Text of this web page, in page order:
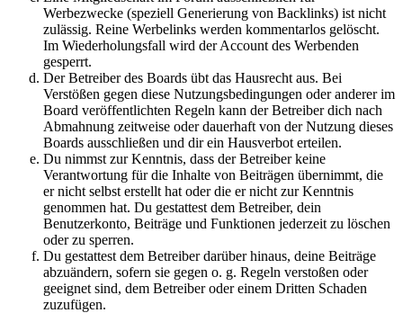
Werbezwecke (speziell Generierung von Backlinks) ist nicht
zulässig. Reine Werbelinks werden kommentarlos gelöscht.
Im Wiederholungsfall wird der Account des Werbenden
gesperrt.
Der Betreiber des Boards übt das Hausrecht aus. Bei
Verstößen gegen diese Nutzungsbedingungen oder anderer im
Board veröffentlichten Regeln kann der Betreiber dich nach
Abmahnung zeitweise oder dauerhaft von der Nutzung dieses
Boards ausschließen und dir ein Hausverbot erteilen.
Du nimmst zur Kenntnis, dass der Betreiber keine
Verantwortung für die Inhalte von Beiträgen übernimmt, die
er nicht selbst erstellt hat oder die er nicht zur Kenntnis
genommen hat. Du gestattest dem Betreiber, dein
Benutzerkonto, Beiträge und Funktionen jederzeit zu löschen
oder zu sperren.
Du gestattest dem Betreiber darüber hinaus, deine Beiträge
abzuändern, sofern sie gegen o. g. Regeln verstoßen oder
geeignet sind, dem Betreiber oder einem Dritten Schaden
zuzufügen.